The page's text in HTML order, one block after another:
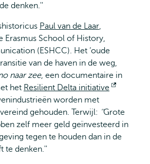
denken.''
Paul van de Laar,
Erasmus School of History,
(ESHCC). Het ‘oude
van de haven in de weg,
naar zee, een documentaire in
het Resilient Delta initiative
worden met
gehouden. Terwijl: ''Grote
zelf meer geld geïnvesteerd in
tegen te houden dan in de
te denken.''